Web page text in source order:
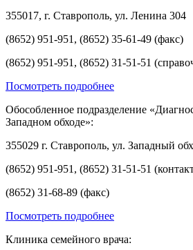
355017, г. Ставрополь, ул. Ленина 304
(8652) 951-951, (8652) 35-61-49 (факс)
(8652) 951-951, (8652) 31-51-51
Посмотреть подробнее
Обособленное подразделение
Западном обходе»:
355029 г. Ставрополь, ул. Западный
(8652) 951-951, (8652) 31-51-51
(8652) 31-68-89 (факс)
Посмотреть подробнее
Клиника семейного врача: